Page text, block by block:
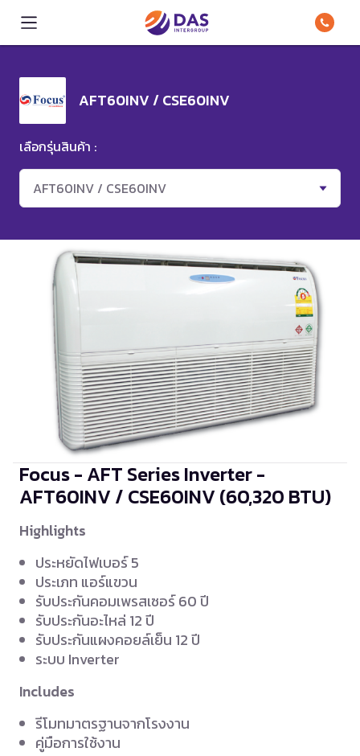
AFT60INV / CSE60INV
เลือกรุ่นสินค้า :
AFT60INV / CSE60INV
Focus - AFT Series Inverter -
AFT60INV / CSE60INV (60,320 BTU)
Highlights
ประหยัดไฟเบอร์ 5
ประเภท แอร์แขวน
รับประกันคอมเพรสเซอร์ 60 ปี
รับประกันอะไหล่ 12 ปี
รับประกันแผงคอยล์เย็น 12 ปี
ระบบ Inverter
Includes
รีโมทมาตรฐานจากโรงงาน
คู่มือการใช้งาน